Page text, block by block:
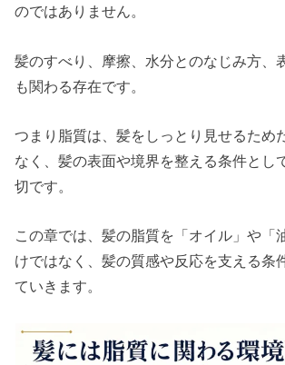
のではありません。
髪のすべり、摩擦、水分とのなじみ方、
も関わる存在です。
つまり脂質は、髪をしっとり見せるため
なく、髪の表面や境界を整える条件とし
切です。
この章では、髪の脂質を「オイル」や「
けではなく、髪の質感や反応を支える条
ていきます。